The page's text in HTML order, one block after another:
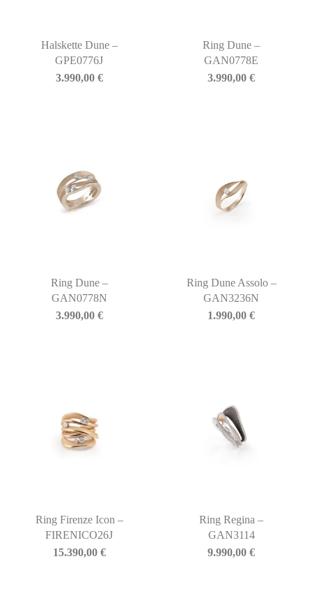
Halskette Dune –
GPE0776J
3.990,00 €
Ring Dune –
GAN0778E
3.990,00€
Ring Dune –
GAN0778N
3.990,00 €
Ring Dune Assolo –
GAN3236N
1.990,00€
Ring Firenze Icon –
FIRENICO26J
15.390,00 €
Ring Regina –
GAN3114
9.990,00€